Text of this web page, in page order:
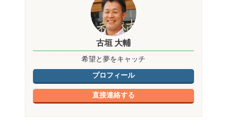
古垣 大輔
希望と夢をキャッチ
プロフィール
直接連絡する